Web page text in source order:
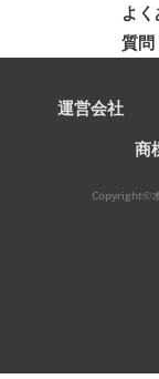
よ
質問
運営会社
商
Copyright©